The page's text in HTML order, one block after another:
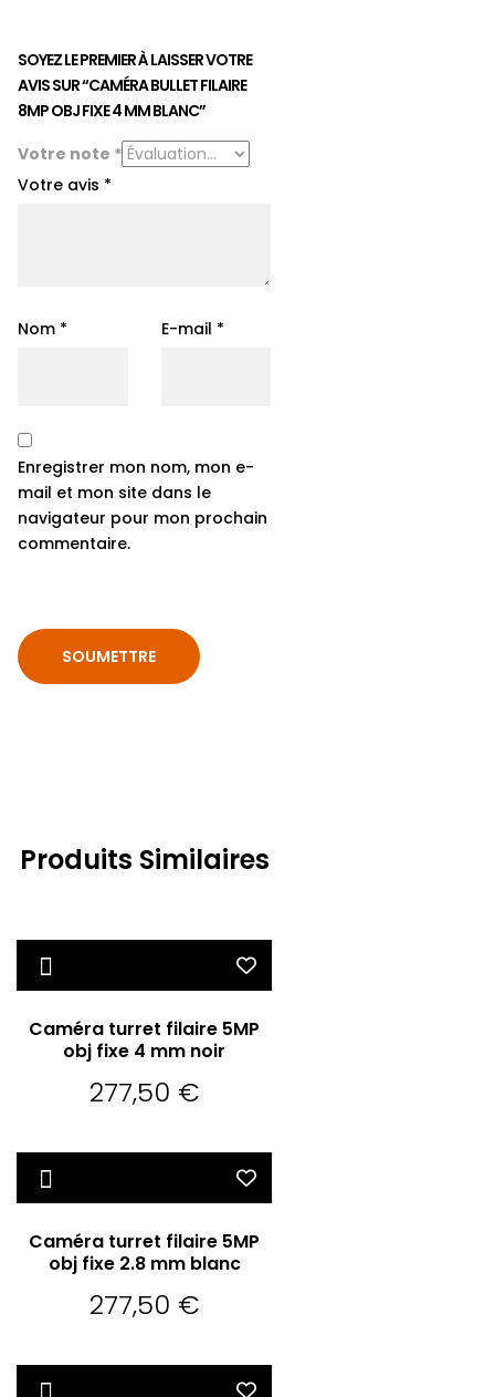
SOYEZ LE PREMIER À LAISSER VOTRE
AVIS SUR “CAMÉRA BULLET FILAIRE
8MP OBJ FIXE 4 MM BLANC”
Votre note *
Votre avis *
Nom * E-mail *
Enregistrer mon nom, mon e-
mail et mon site dans le
navigateur pour mon prochain
commentaire.
Produits Similaires
Caméra turret filaire 5MP
obj fixe 4 mm noir
277,50 €
Caméra turret filaire 5MP
obj fixe 2.8 mm blanc
277,50 €